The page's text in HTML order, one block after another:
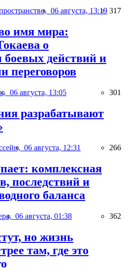
06 августа, 13:19 317
имя мира:
о
действий и
переговоров
06 августа, 13:05 301
разрабатывают
06 августа, 12:31 266
комплексная
последствий и
баланса
06 августа, 01:38 362
но жизнь
там, где это